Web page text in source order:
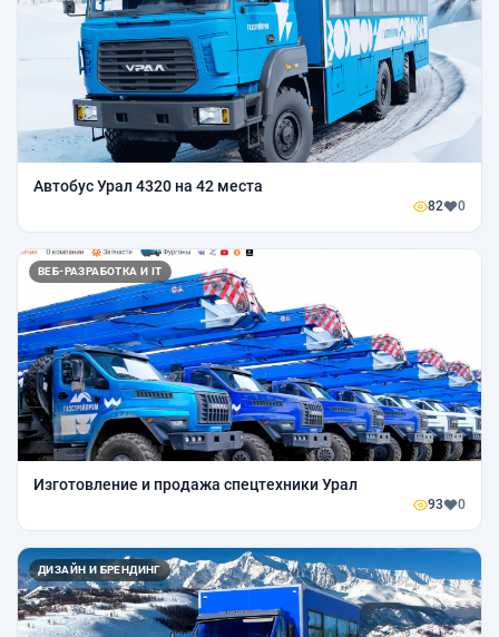
Автобус Урал 4320 на 42 места
82 0
ВЕБ-РАЗРАБОТКА И IT
Изготовление и продажа спецтехники Урал
93 0
ДИЗАЙН И БРЕНДИНГ